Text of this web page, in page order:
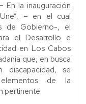
En la inauguración
– en el cual
de Gobierno-, el
el Desarrollo e
en Los Cabos
que, en busca
discapacidad, se
de la
pertinente.